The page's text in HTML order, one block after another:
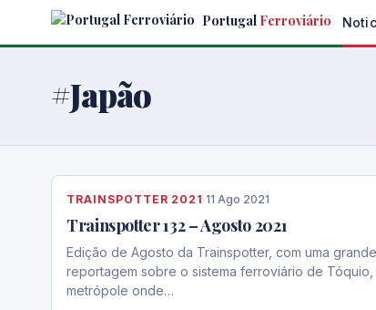
Portugal Ferroviário
#Japão
TRAINSPOTTER 2021 ·11 Ago 2021
Trainspotter 132 – Agosto 2021
Edição de Agosto da Trainspotter, com uma grande
reportagem sobre o sistema ferroviário de Tóquio,
metrópole onde…